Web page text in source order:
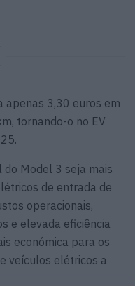
apenas 3,30 euros em
tornando-o no EV
do Model 3 seja mais
de entrada de
operacionais,
e elevada eficiência
económica para os
veículos elétricos a